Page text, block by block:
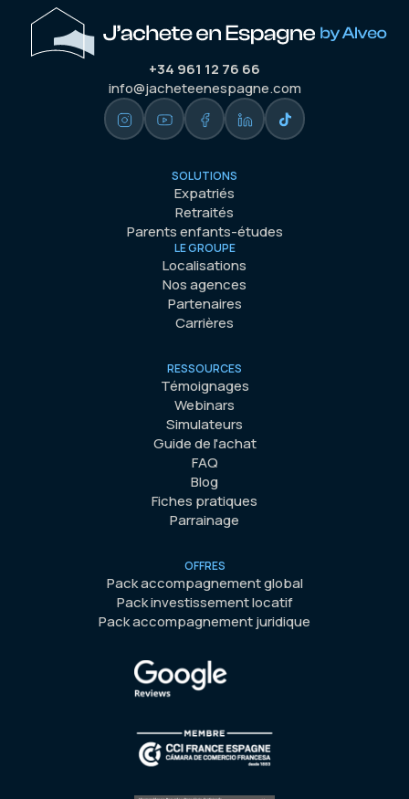
+34 961 12 76 66
info@jacheteenespagne.com
SOLUTIONS
Expatriés
Retraités
Parents enfants-études
LE GROUPE
Localisations
Nos agences
Partenaires
Carrières
RESSOURCES
Témoignages
Webinars
Simulateurs
Guide de l'achat
FAQ
Blog
Fiches pratiques
Parrainage
OFFRES
Pack accompagnement global
Pack investissement locatif
Pack accompagnement juridique